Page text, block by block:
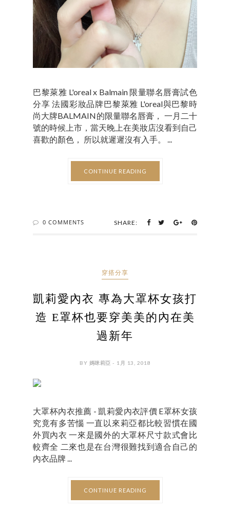
巴黎萊雅 L'oreal x Balmain 限量聯名唇膏試色
分享 法國彩妝品牌巴黎萊雅 L'oreal與巴黎時
尚大牌BALMAIN的限量聯名唇膏， 一月二十
號的時候上市，當天晚上在美妝店沒看到自己
喜歡的顏色， 所以就遲遲沒有入手。 ...
CONTINUE READING
0 COMMENTS SHARE:
穿搭分享
凱莉愛內衣 專為大罩杯女孩打
造 E罩杯也要穿美美的內在美
過新年
BY 媽咪莉亞 - 1月 13, 2018
大罩杯內衣推薦 - 凱莉愛內衣評價 E罩杯女孩
究竟有多苦惱 一直以來莉亞都比較習慣在國
外買內衣 一來是國外的大罩杯尺寸款式會比
較齊全 二來也是在台灣很難找到適合自己的
內衣品牌 ...
CONTINUE READING